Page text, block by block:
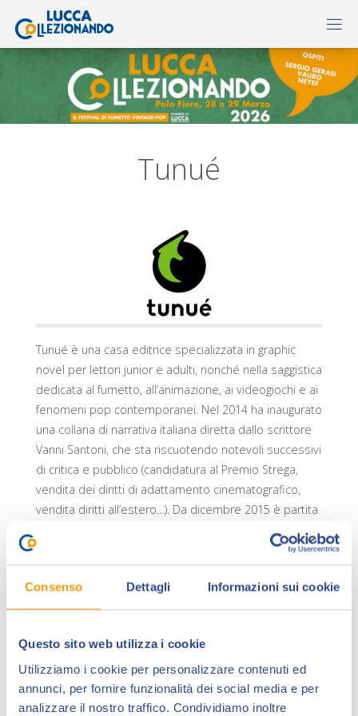
Consenso Dettagli Informazioni sui cookie
Questo sito web utilizza i cookie
Utilizziamo i cookie per personalizzare contenuti ed
annunci, per fornire funzionalità dei social media e per
analizzare il nostro traffico. Condividiamo inoltre
Tunué
Tunué è una casa editrice specializzata in graphic
novel per lettori junior e adulti, nonché nella saggistica
dedicata al fumetto, all’animazione, ai videogiochi e ai
fenomeni pop contemporanei. Nel 2014 ha inaugurato
una collana di narrativa italiana diretta dallo scrittore
Vanni Santoni, che sta riscuotendo notevoli successivi
di critica e pubblico (candidatura al Premio Strega,
vendita dei diritti di adattamento cinematografico,
vendita diritti all’estero…). Da dicembre 2015 è partita
Stefano Casini
, è un racconto che si accende dai
dagli occhi ingenui di un bambino
adulti post bellica sono enfatizzate e trasfigurate
nelle avventure di
eroi quotidiani in cui